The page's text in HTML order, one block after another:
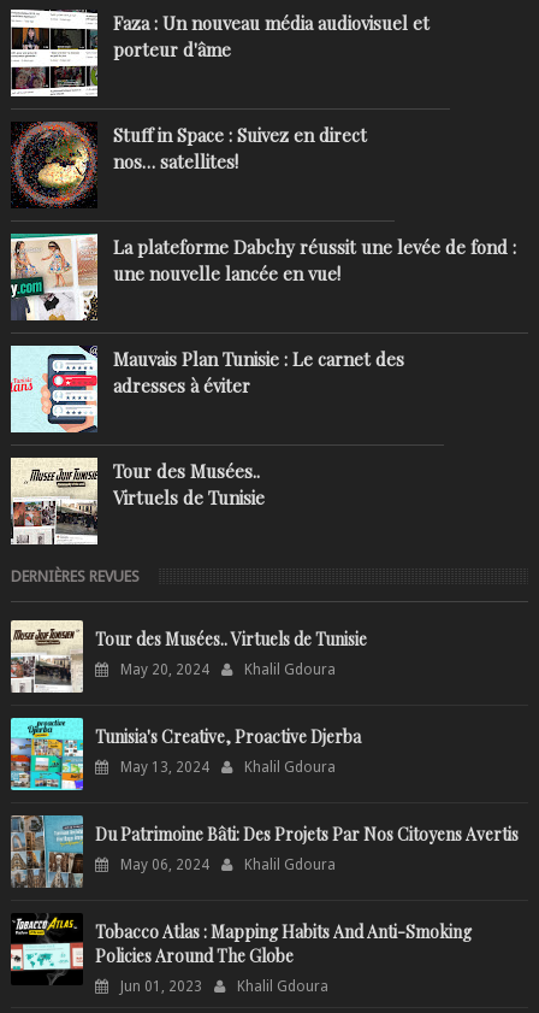
Faza : Un nouveau média audiovisuel et
porteur d'âme
Stuff in Space : Suivez en direct
nos… satellites!
La plateforme Dabchy réussit une levée de fond :
une nouvelle lancée en vue!
Mauvais Plan Tunisie : Le carnet des
adresses à éviter
Tour des Musées..
Virtuels de Tunisie
DERNIÈRES REVUES
Tour des Musées.. Virtuels de Tunisie
May 20, 2024 Khalil Gdoura
Tunisia's Creative, Proactive Djerba
May 13, 2024 Khalil Gdoura
Du Patrimoine Bâti: Des Projets Par Nos Citoyens Avertis
May 06, 2024 Khalil Gdoura
Tobacco Atlas : Mapping Habits And Anti-Smoking
Policies Around The Globe
Jun 01, 2023 Khalil Gdoura